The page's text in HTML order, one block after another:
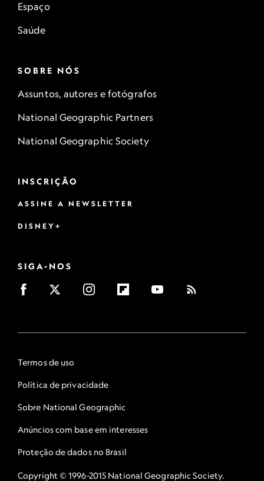
Espaço
Saúde
SOBRE NÓS
Assuntos, autores e fotógrafos
National Geographic Partners
National Geographic Society
INSCRIÇÃO
ASSINE A NEWSLETTER
DISNEY+
SIGA-NOS
Termos de uso
Política de privacidade
Sobre National Geographic
Anúncios com base em interesses
Proteção de dados no Brasil
Copyright © 1996-2015 National Geographic Society.